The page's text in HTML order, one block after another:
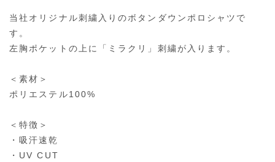
当社オリジナル刺繍入りのボタンダウンポロシャツで
す。
左胸ポケットの上に「ミラクリ」刺繍が入ります。
＜素材＞
ポリエステル100%
＜特徴＞
・吸汗速乾
・UV CUT